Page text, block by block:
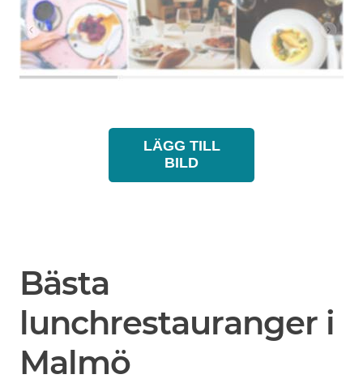
LÄGG TILL
BILD
Bästa
lunchrestauranger i
Malmö